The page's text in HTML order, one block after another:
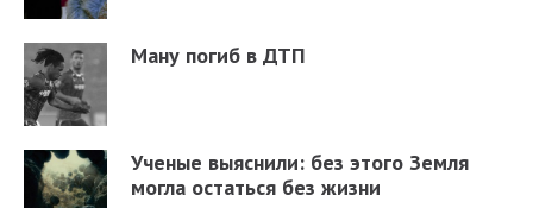
Ману погиб в ДТП
Ученые выяснили: без этого Земля
могла остаться без жизни